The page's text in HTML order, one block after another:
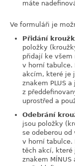
máte
Ve formuláři je
Přidání
položky
přidají ke všem
v horní tabulce.
akcím, které je
znakem PLUS
z
uprostřed a
Odebrání
jsou položky
se odeberou
v horní tabulce.
těch akcí, které
znakem MÍNUS